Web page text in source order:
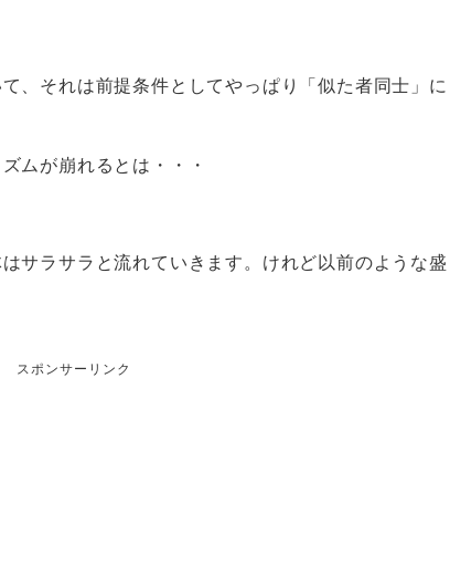
、それは前提条件としてやっぱり「似た者同士」に
ムが崩れるとは・・・
サラサラと流れていきます。けれど以前のような盛
スポンサーリンク